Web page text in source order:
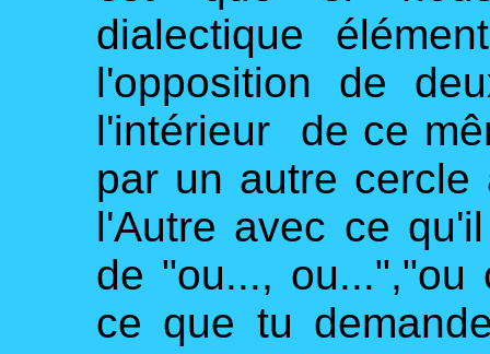
dialectique
l'opposition de
l'intérieur de ce
par un autre cercle
l'Autre avec ce
de "ou..., ou...","ou
ce que tu